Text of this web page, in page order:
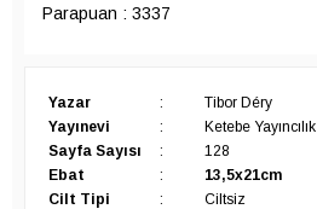
Parapuan : 3337
Yazar :
Tibor Déry
Yayınevi
:
Ketebe Yayıncılık
Sayfa Sayısı
:
128
Ebat
:
13,5x21cm
Cilt Tipi
:
Ciltsiz